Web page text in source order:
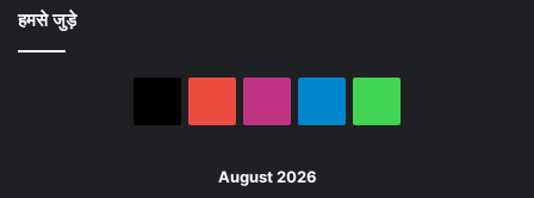
हमसे जुड़े
August 2026